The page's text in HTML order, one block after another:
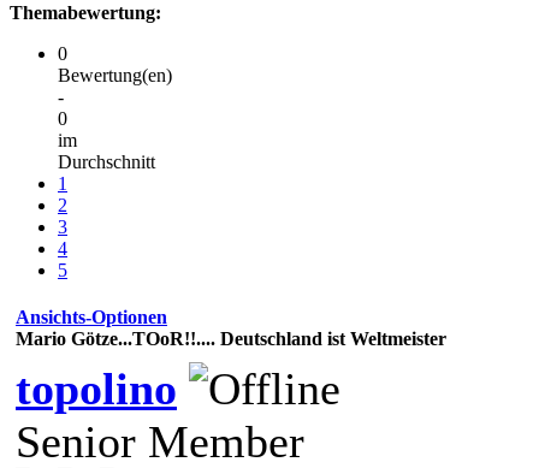
Themabewertung:
0
Bewertung(en)
-
0
im
Durchschnitt
1
2
3
4
5
Ansichts-Optionen
Mario Götze...TOoR!!.... Deutschland ist Weltmeister
topolino
Senior Member